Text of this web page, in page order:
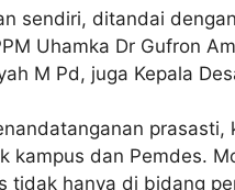
sendiri, ditandai
Uhamka Dr Gufron
M Pd, juga Kepala
kampus dan Pemdes.
tidak hanya di bidang